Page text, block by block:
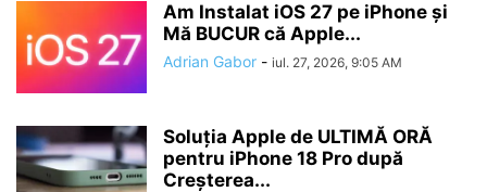
Am Instalat iOS 27 pe iPhone și
Mă BUCUR că Apple...
Adrian Gabor - iul. 27, 2026, 9:05 AM
Soluția Apple de ULTIMĂ ORĂ
pentru iPhone 18 Pro după
Creșterea...